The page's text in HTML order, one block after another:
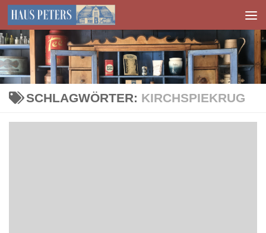
Zum Inhalt springen
SCHLAGWÖRTER: KIRCHSPIEKRUG